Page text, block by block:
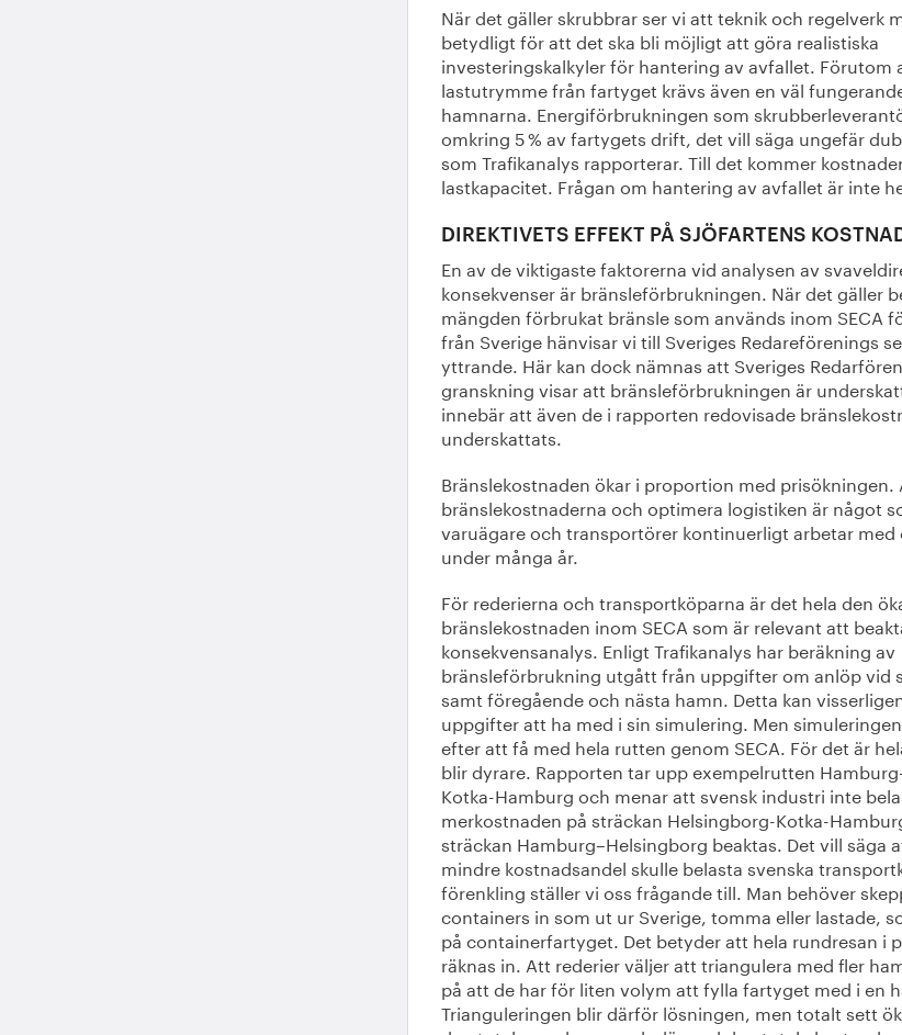
När det gäller skrubbrar ser vi att teknik och regelverk
betydligt för att det ska bli möjligt att göra realistiska
investeringskalkyler för hantering av avfallet. Förutom
lastutrymme från fartyget krävs även en väl
hamnarna. Energiförbrukningen som
omkring 5 % av fartygets drift, det vill säga ungefär
som Trafikanalys rapporterar. Till det kommer
lastkapacitet. Frågan om hantering av avfallet är inte
DIREKTIVETS EFFEKT PÅ SJÖFARTENS
En av de viktigaste faktorerna vid analysen av
konsekvenser är bränsleförbrukningen. När det gäller
mängden förbrukat bränsle som används inom SECA
från Sverige hänvisar vi till Sveriges Redareförenings
yttrande. Här kan dock nämnas att Sveriges
granskning visar att bränsleförbrukningen är
innebär att även de i rapporten redovisade
underskattats.
Bränslekostnaden ökar i proportion med prisökningen.
bränslekostnaderna och optimera logistiken är något
varuägare och transportörer kontinuerligt arbetar med
under många år.
För rederierna och transportköparna är det hela den
bränslekostnaden inom SECA som är relevant att
konsekvensanalys. Enligt Trafikanalys har beräkning av
bränsleförbrukning utgått från uppgifter om anlöp vid
samt föregående och nästa hamn. Detta kan
uppgifter att ha med i sin simulering. Men
efter att få med hela rutten genom SECA. För det är
blir dyrare. Rapporten tar upp exempelrutten
Kotka-Hamburg och menar att svensk industri inte
merkostnaden på sträckan Helsingborg-Kotka-
sträckan Hamburg–Helsingborg beaktas. Det vill säga
mindre kostnadsandel skulle belasta svenska
förenkling ställer vi oss frågande till. Man behöver
containers in som ut ur Sverige, tomma eller lastade,
på containerfartyget. Det betyder att hela rundresan i
räknas in. Att rederier väljer att triangulera med fler
på att de har för liten volym att fylla fartyget med i en
Trianguleringen blir därför lösningen, men totalt sett